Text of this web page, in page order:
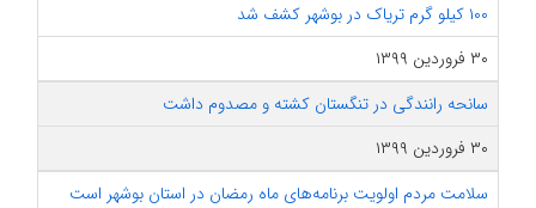
۱۰۰ کیلو گرم تریاک در بوشهر کشف شد
۳۰ فروردین ۱۳۹۹
سانحه رانندگی در تنگستان کشته و مصدوم داشت
۳۰ فروردین ۱۳۹۹
سلامت مردم اولویت برنامه‌های ماه رمضان در استان بوشهر است